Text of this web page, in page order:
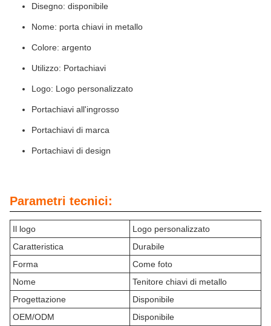
Disegno: disponibile
Nome: porta chiavi in metallo
Colore: argento
Utilizzo: Portachiavi
Logo: Logo personalizzato
Portachiavi all'ingrosso
Portachiavi di marca
Portachiavi di design
Parametri tecnici:
Il logo
Logo personalizzato
Caratteristica
Durabile
Forma
Come foto
Nome
Tenitore chiavi di metallo
Progettazione
Disponibile
OEM/ODM
Disponibile